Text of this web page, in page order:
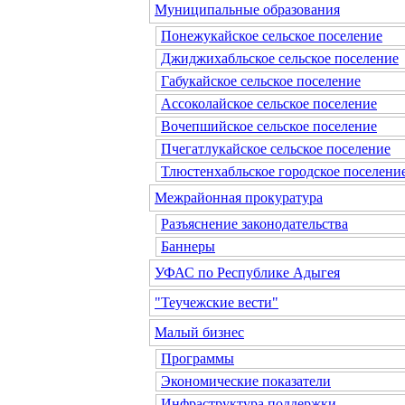
Муниципальные образования
Понежукайское сельское поселение
Джиджихабльское сельское поселение
Габукайское сельское поселение
Ассоколайское сельское поселение
Вочепшийское сельское поселение
Пчегатлукайское сельское поселение
Тлюстенхабльское городское
Межрайонная прокуратура
Разъяснение законодательства
Баннеры
УФАС по Республике Адыгея
"Теучежские вести"
Малый бизнес
Программы
Экономические показатели